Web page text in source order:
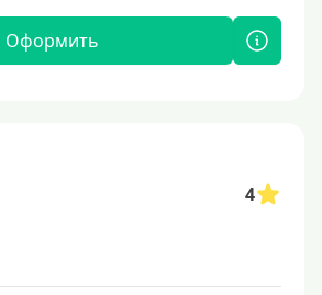
Оформить
4